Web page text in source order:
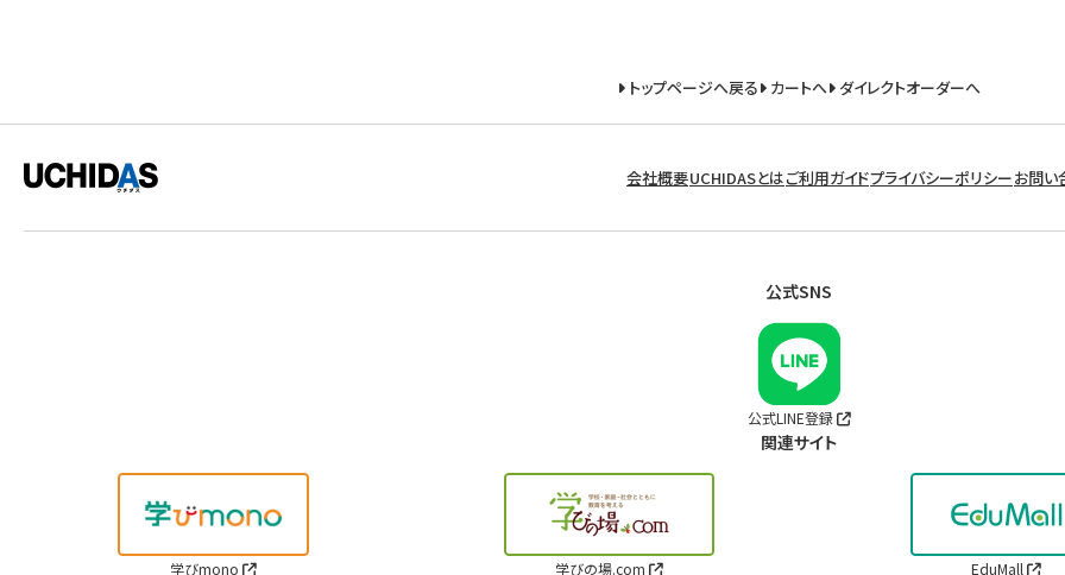
トップページへ戻る カートへ ダイレクトオーダーへ
会社概要UCHIDASとはご利用ガイドプライバシーポリシーお問い
公式SNS
公式LINE登録
関連サイト
学びmono 学びの場.com EduMall